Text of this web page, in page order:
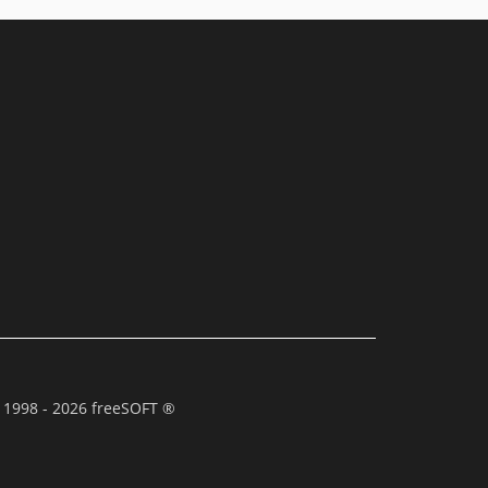
- 2026 freeSOFT ®